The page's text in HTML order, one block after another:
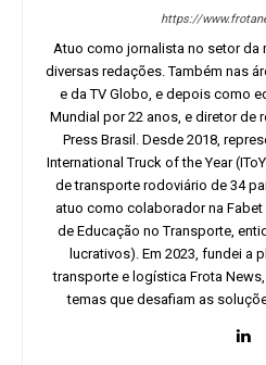
https://
Atuo como jornalista no setor da
diversas redações. Também nas
e da TV Globo, e depois como
Mundial por 22 anos, e diretor de
Press Brasil. Desde 2018,
International Truck of the Year
de transporte rodoviário de 34
atuo como colaborador na
de Educação no Transporte,
lucrativos). Em 2023, fundei a
transporte e logística Frota
temas que desafiam as